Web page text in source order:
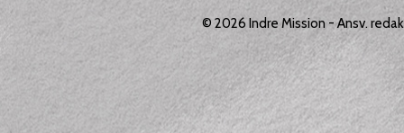
© 2026 Indre Mission - Ansv.